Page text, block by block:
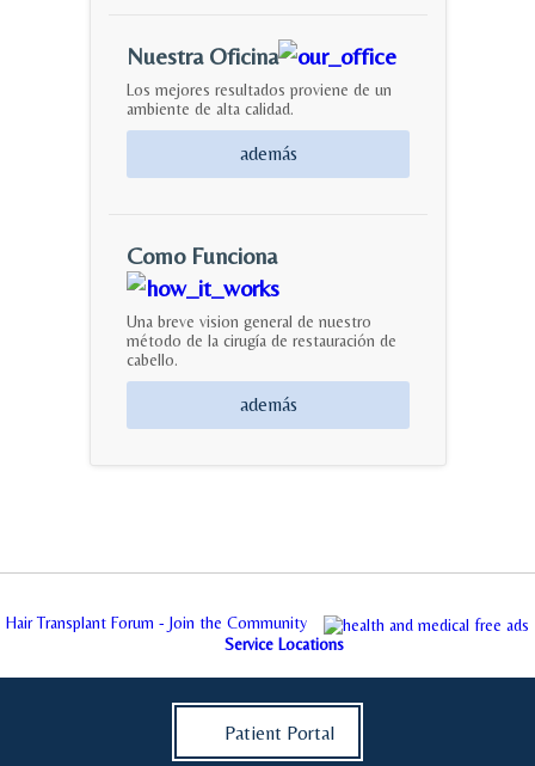
Nuestra Oficina
Los mejores resultados proviene de un
ambiente de alta calidad.
además
Como Funciona
Una breve vision general de nuestro
método de la cirugía de restauración de
cabello.
además
Hair Transplant Forum - Join the Community
Service Locations
Patient Portal